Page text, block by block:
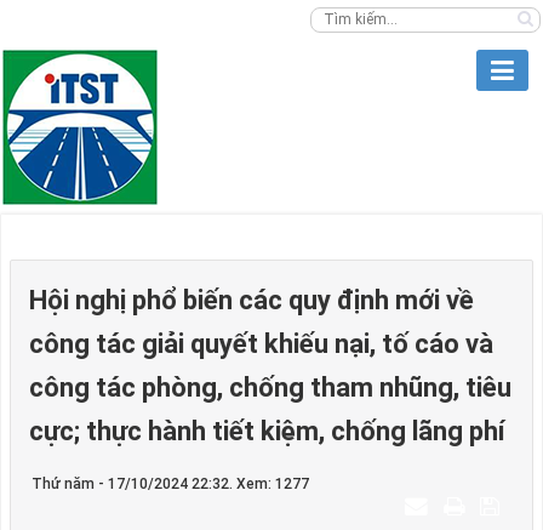
Hội nghị phổ biến các quy định mới về
công tác giải quyết khiếu nại, tố cáo và
công tác phòng, chống tham nhũng, tiêu
cực; thực hành tiết kiệm, chống lãng phí
Thứ năm - 17/10/2024 22:32. Xem: 1277